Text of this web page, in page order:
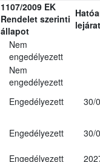
1107/2009 EK
Rendelet szerinti
állapot
Nem
engedélyezett
Nem
engedélyezett
Engedélyezett
30/
Engedélyezett 30/
Engedélyezett